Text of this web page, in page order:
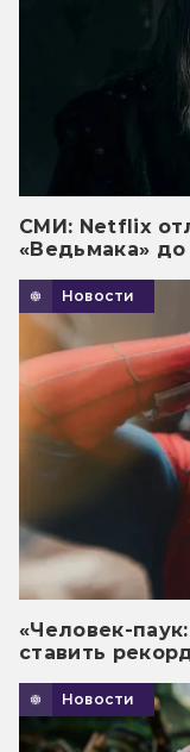
СМИ: Netflix
«Ведьмака» до
Новости
«Человек-
ставить
Новости